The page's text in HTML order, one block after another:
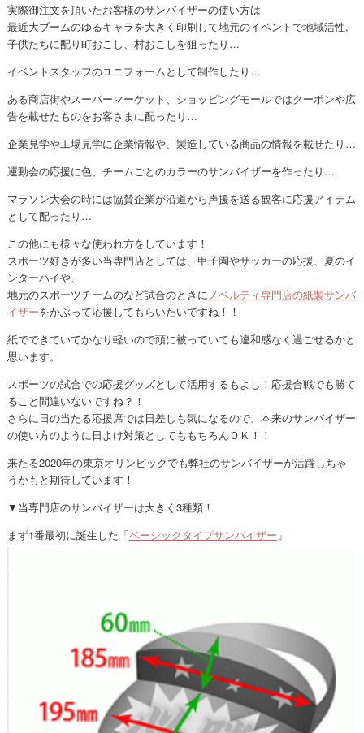
実際御注文を頂いたお客様のサンバイザーの使い方は
最近大ブームのゆるキャラを大きく印刷して地元のイベントで地域活性,
子供たちに配り町おこし、村おこしを狙ったり…
イベントスタッフのユニフォームとして制作したり…
ある商店街やスーパーマーケット、ショッピングモールではクーポンや広
告を載せたものをお客さまに配ったり…
企業見学や工場見学に企業情報や、製造している商品の情報を載せたり…
運動会の応援に色、チームごとのカラーのサンバイザーを作ったり…
マラソン大会の時には協賛企業が沿道から声援を送る観客に応援アイテム
として配ったり…
この他にも様々な使われ方をしています！
スポーツ好きが多い当専門店としては、甲子園やサッカーの応援、夏のイ
ンターハイや、
地元のスポーツチームのなど試合のときに ノベルティ専門店の紙製サンバ
イザーをかぶって応援してもらいたいですね！！
紙でできていてかなり軽いので頭に被っていても違和感なく過ごせるかと
思います。
スポーツの試合での応援グッズとして活用するもよし！応援合戦でも勝て
ること間違いないですね？！
さらに日の当たる応援席では日差しも気になるので、本来のサンバイザー
の使い方のように日よけ対策としてももちろんＯＫ！！
来たる2020年の東京オリンピックでも弊社のサンバイザーが活躍しちゃ
うかもと期待しています！
▼当専門店のサンバイザーは大きく3種類！
まず1番最初に誕生した「ベーシックタイプサンバイザー 」